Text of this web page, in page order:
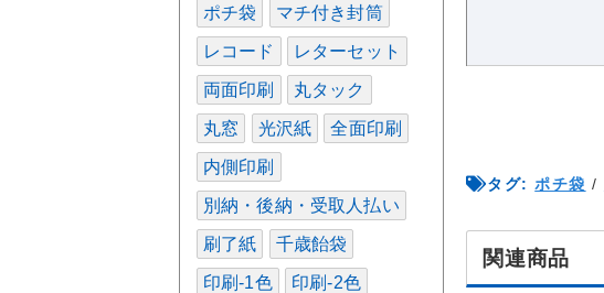
タグ:ポチ袋 /
関連商品
ポチ袋 マチ付き封筒
レコード レターセット
両面印刷 丸タック
丸窓 光沢紙 全面印刷
内側印刷
別納・後納・受取人払い
刷了紙 千歳飴袋
印刷-1色 印刷-2色